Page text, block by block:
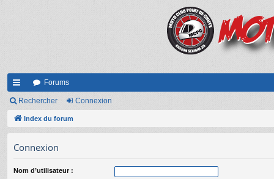
cc
ès
de
Forums
Rechercher Connexion
Index du forum
Connexion
Nom d’utilisateur :